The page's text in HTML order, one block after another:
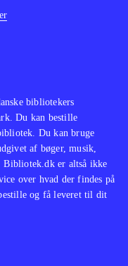
bibliotekers
Du kan bestille
Du kan bruge
af bøger, musik,
Bibliotek.dk er altså ikke
over hvad der findes på
og få leveret til dit